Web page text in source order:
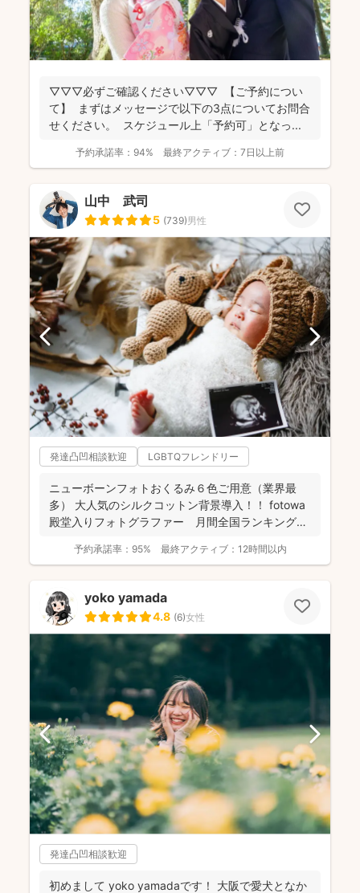
▽▽▽必ずご確認ください▽▽▽ 【ご予約につい
て】 まずはメッセージで以下の3点についてお問合
せください。 スケジュール上「予約可」となっ...
予約承諾率： 94% 最終アクティブ： 7日以上前
山中 武司
5 (739)男性
発達凸凹相談歓迎 LGBTQフレンドリー
ニューボーンフォトおくるみ６色ご用意（業界最
多） 大人気のシルクコットン背景導入！！ fotowa
殿堂入りフォトグラファー 月間全国ランキング１
予約承諾率： 95% 最終アクティブ： 12時間以内
yoko yamada
4.8 (6)女性
発達凸凹相談歓迎
初めまして yoko yamadaです！ 大阪で愛犬となか